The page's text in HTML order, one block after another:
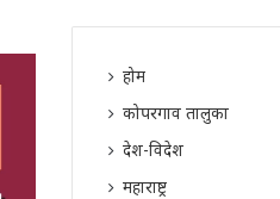
होम
कोपरगाव तालुका
देश-विदेश
महाराष्ट्र